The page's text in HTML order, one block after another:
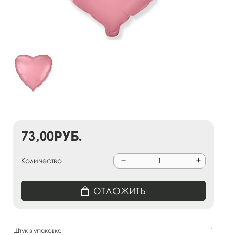
Штук в упаковке
1
73,00руб.
Количество
ОТЛОЖИТЬ